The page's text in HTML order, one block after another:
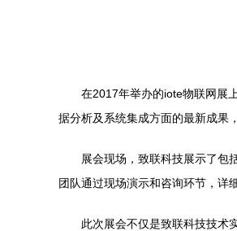
在2017年举办的iote物联网展
据分析及系统集成方面的最新成果
展会现场，致联科技展示了包
团队通过现场演示和咨询环节，详
此次展会不仅是致联科技技术